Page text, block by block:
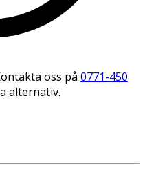
oss på 0771-450
alternativ.